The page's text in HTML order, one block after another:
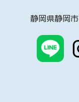
静岡県静岡